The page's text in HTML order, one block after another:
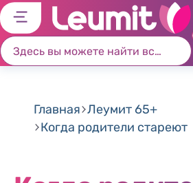
Главная Леумит 65+
Когда родители стареют